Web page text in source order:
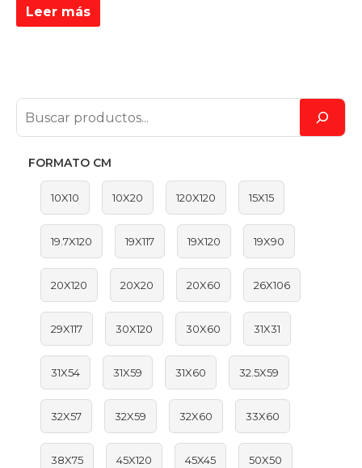
FORMATO CM
10X10 10X20 120X120 15X15
19.7X120 19X117 19X120 19X90
20X120 20X20 20X60 26X106
29X117 30X120 30X60 31X31
31X54 31X59 31X60 32.5X59
32X57 32X59 32X60 33X60
38X75 45X120 45X45 50X50
Leer más